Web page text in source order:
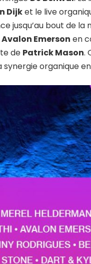
Dijket le live
jusqu’au bout de
Avalon Emerson en
de Patrick Mason.
synergie organique